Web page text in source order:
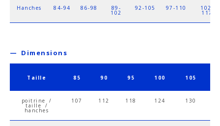
Hanches 84-94 86-98 89-
102
92-105 97-110 102-
117
— Dimensions
Taille 85 90 95 100 105
poitrine /
taille /
hanches
107 112 118 124 130